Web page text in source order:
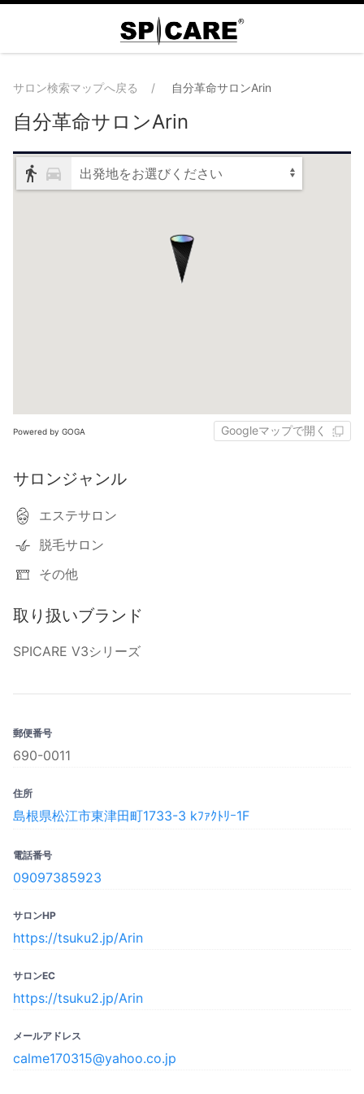
サロン検索マップへ戻る 自分革命サロンArin
自分革命サロンArin
出発地をお選びください
Powered by GOGA Googleマップで開く
サロンジャンル
エステサロン
脱毛サロン
その他
取り扱いブランド
SPICARE V3シリーズ
郵便番号
690-0011
住所
島根県松江市東津田町1733-3 kﾌｧｸﾄﾘｰ1F
電話番号
09097385923
サロンHP
https://tsuku2.jp/Arin
サロンEC
https://tsuku2.jp/Arin
メールアドレス
calme170315@yahoo.co.jp